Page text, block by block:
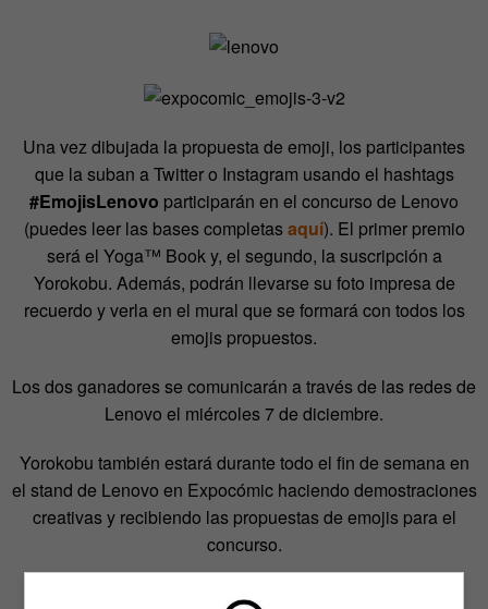
Una vez dibujada la propuesta de emoji, los participantes
que la suban a Twitter o Instagram usando el hashtags
#EmojisLenovo participarán en el concurso de Lenovo
(puedes leer las bases completasaquí). El primer premio
será el Yoga™ Book y, el segundo, la suscripción a
Yorokobu. Además, podrán llevarse su foto impresa de
recuerdo y verla en el mural que se formará con todos los
emojis propuestos.
Los dos ganadores se comunicarán a través de las redes de
Lenovo el miércoles 7 de diciembre.
Yorokobu también estará durante todo el fin de semana en
el stand de Lenovo en Expocómic haciendo demostraciones
creativas y recibiendo las propuestas de emojis para el
concurso.
Algunas de las características que los asistentes a